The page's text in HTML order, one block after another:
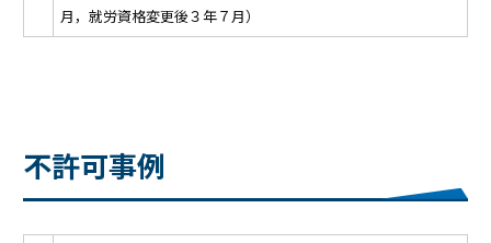
月，就労資格変更後３年７月）
不許可事例